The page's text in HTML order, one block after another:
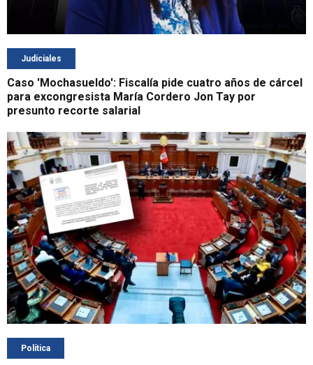
Judiciales
Caso 'Mochasueldo': Fiscalía pide cuatro años de cárcel
para excongresista María Cordero Jon Tay por
presunto recorte salarial
Política